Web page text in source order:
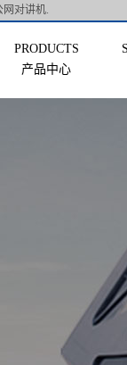
对讲机.
产品中心